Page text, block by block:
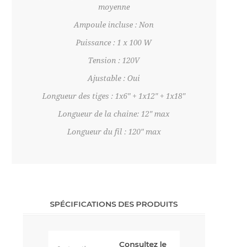
moyenne
Ampoule incluse : Non
Puissance : 1 x 100 W
Tension : 120V
Ajustable : Oui
Longueur des tiges : 1x6" + 1x12" + 1x18"
Longueur de la chaine: 12" max
Longueur du fil : 120" max
SPÉCIFICATIONS DES PRODUITS
Consultez le